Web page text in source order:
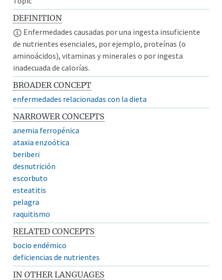
DEFINITION
Enfermedades causadas por una ingesta insuficiente
de nutrientes esenciales, por ejemplo, proteínas (o
aminoácidos), vitaminas y minerales o por ingesta
inadecuada de calorías.
BROADER CONCEPT
enfermedades relacionadas con la dieta
NARROWER CONCEPTS
anemia ferropénica
ataxia enzoótica
beriberi
desnutrición
escorbuto
esteatitis
pelagra
raquitismo
RELATED CONCEPTS
bocio endémico
deficiencias de nutrientes
IN OTHER LANGUAGES